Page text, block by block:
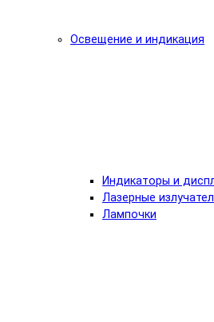
Освещение и индикация
Индикаторы и
Лазерные
Лампочки